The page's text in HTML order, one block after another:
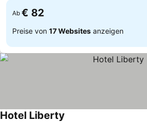
Ab € 82
Preise von 17 Websites anzeigen
Hotel Liberty